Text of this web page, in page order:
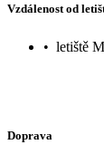
Vzdálenost od
• letiště
Doprava